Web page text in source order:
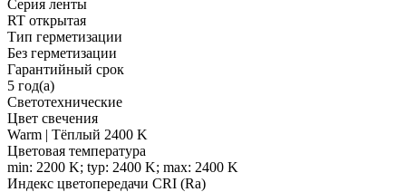
Серия ленты
RT открытая
Тип герметизации
Без герметизации
Гарантийный срок
5 год(а)
Светотехнические
Цвет свечения
Warm | Тёплый 2400 K
Цветовая температура
min: 2200 K; typ: 2400 K; max: 2400 K
Индекс цветопередачи CRI (Ra)